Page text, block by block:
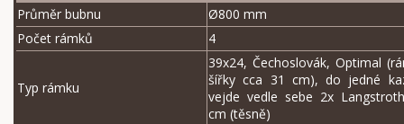
Průměr bubnu
Ø800 mm
Počet rámků
4
Typ rámku
39x24, Čechoslovák, Optimal
šířky cca 31 cm), do jedné
vejde vedle sebe 2x
cm (těsně)